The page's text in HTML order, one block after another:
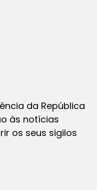
da República
às notícias
os seus sigilos